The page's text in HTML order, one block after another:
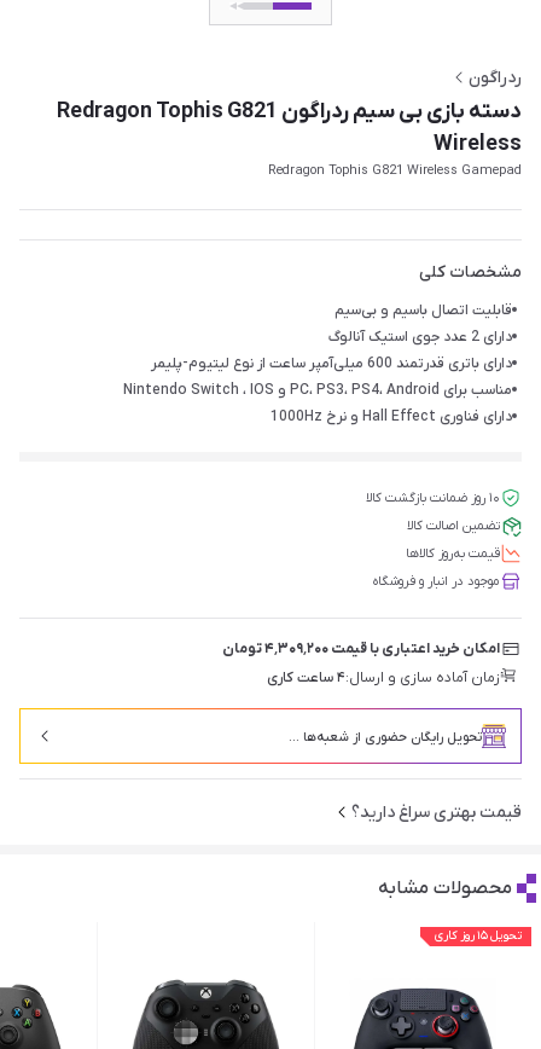
ردراگون
دسته بازی بی سیم ردراگون Redragon Tophis G821
Wireless
Redragon Tophis G821 Wireless Gamepad
مشخصات کلی
قابلیت اتصال باسیم و بی‌سیم
دارای 2 عدد جوی استیک آنالوگ
دارای باتری قدرتمند 600 میلی‌آمپر ساعت از نوع لیتیوم-پلیمر
مناسب برای PC، PS3، PS4، Android و Nintendo Switch ، IOS
دارای فناوری Hall Effect و نرخ 1000Hz
۱۰ روز ضمانت بازگشت کالا
تضمین اصالت کالا
قیمت‌ به‌روز کالاها
موجود در انبار و فروشگاه
امکان خرید اعتباری با قیمت ۴٬۳۰۹٬۲۰۰ تومان
زمان آماده سازی و ارسال:۴ ساعت کاری
تحویل رایگان حضوری از شعبه‌ها ...
قیمت بهتری سراغ دارید؟
محصولات مشابه
تحویل ۱۵ روز کاری